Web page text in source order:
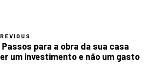
Passos para a obra da sua casa
um investimento e não um gasto